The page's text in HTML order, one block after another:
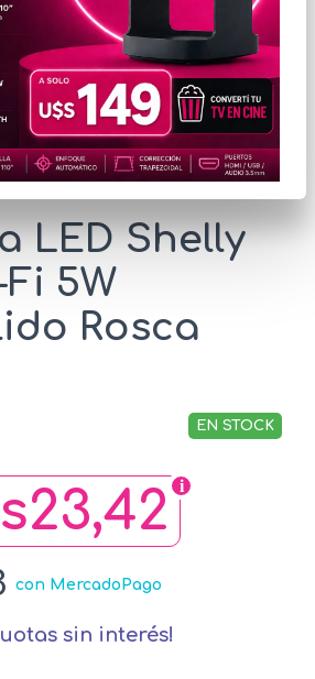
con fines ilustrativos.
LED Shelly
5W
Rosca
EN STOCK
con MercadoPago
sin interés!